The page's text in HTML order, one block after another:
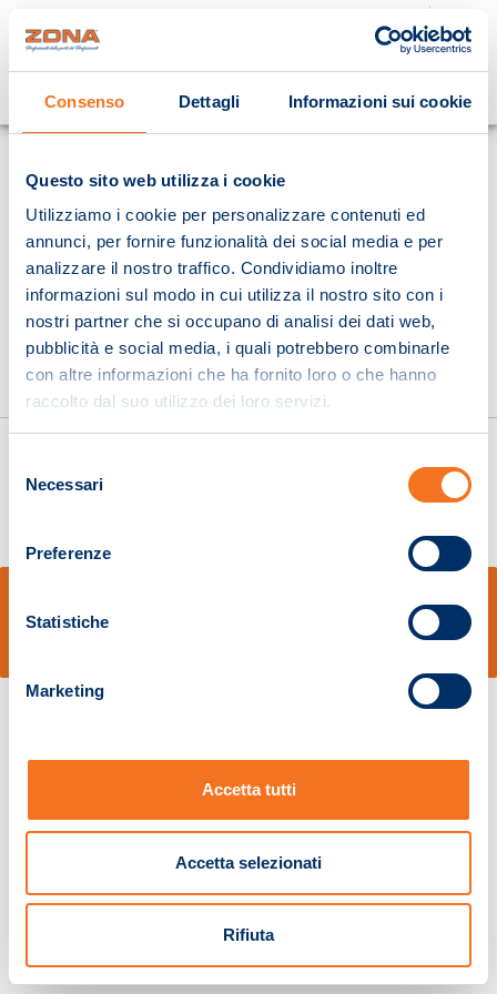
Consenso Dettagli Informazioni sui cookie
Questo sito web utilizza i cookie
Utilizziamo i cookie per personalizzare contenuti ed
annunci, per fornire funzionalità dei social media e per
analizzare il nostro traffico. Condividiamo inoltre
informazioni sul modo in cui utilizza il nostro sito con i
nostri partner che si occupano di analisi dei dati web,
pubblicità e social media, i quali potrebbero combinarle
con altre informazioni che ha fornito loro o che hanno
raccolto dal suo utilizzo dei loro servizi.
delNecessari
Preferenze
Statistiche
Marketing
Accetta tutti
Accetta selezionati
Rifiuta
Cosa stai cercando?
Pistoia 01680210505 – R.E.A. n.155974 - Cap.Soc. € 2.000.000,00 i.v. La
Società adotta il Codice Etico D.lgs. 231/01